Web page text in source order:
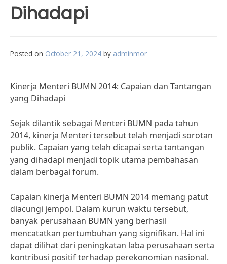
Dihadapi
Posted on October 21, 2024 by adminmor
Kinerja Menteri BUMN 2014: Capaian dan Tantangan
yang Dihadapi
Sejak dilantik sebagai Menteri BUMN pada tahun
2014, kinerja Menteri tersebut telah menjadi sorotan
publik. Capaian yang telah dicapai serta tantangan
yang dihadapi menjadi topik utama pembahasan
dalam berbagai forum.
Capaian kinerja Menteri BUMN 2014 memang patut
diacungi jempol. Dalam kurun waktu tersebut,
banyak perusahaan BUMN yang berhasil
mencatatkan pertumbuhan yang signifikan. Hal ini
dapat dilihat dari peningkatan laba perusahaan serta
kontribusi positif terhadap perekonomian nasional.